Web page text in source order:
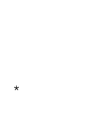
*